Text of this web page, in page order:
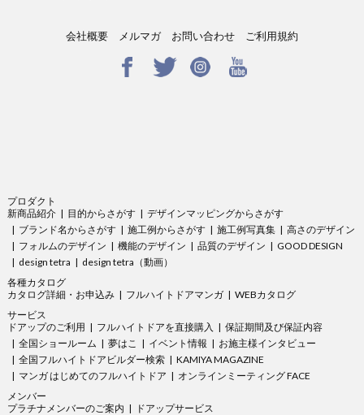
会社概要 メルマガ お問い合わせ ご利用規約
プロダクト
新商品紹介
目的からさがす
デザインマッピングからさがす
ブランド名からさがす
施工例からさがす 施工例写真集
高さのデザイン
フォルムのデザイン
機能のデザイン 品質のデザイン
GOOD DESIGN
design tetra
design tetra（動画）
各種カタログ
カタログ詳細・お申込み
フルハイトドアマンガ
WEBカタログ
サービス
ドアップのご利用
フルハイトドアを直接購入
保証期間及び保証内容
全国ショールーム
夢はこ イベント情報
お施主様インタビュー
全国フルハイトドアビルダー検索
KAMIYA MAGAZINE
マンガ はじめてのフルハイトドア
オンラインミーティング FACE
メンバー
プラチナメンバーのご案内
ドアップサービス